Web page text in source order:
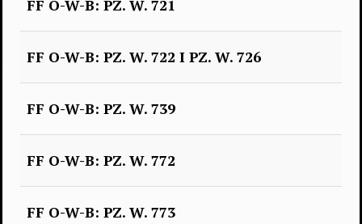
FF O-W-B: PZ. W. 721
FF O-W-B: PZ. W. 722 I PZ. W. 726
FF O-W-B: PZ. W. 739
FF O-W-B: PZ. W. 772
FF O-W-B: PZ. W. 773